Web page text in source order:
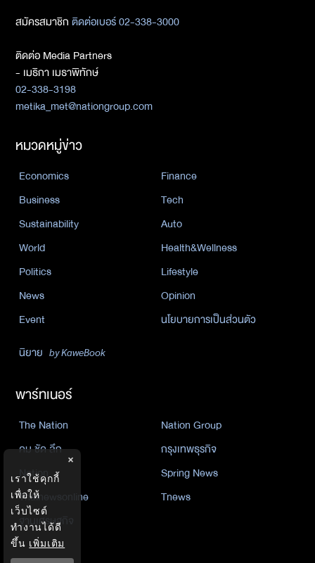
สมัครสมาชิกติดต่อเบอร์ 02-338-3000
ติดต่อ Media Partners
- เมธิกา เมธาพิทักษ์
02-338-3198
metika_met@nationgroup.com
หมวดหมู่ข่าว
Economics
Finance
Business
Tech
Sustainability
Auto
World
Health&Wellness
Politics
Lifestyle
News
Opinion
Event
นโยบายการเป็นส่วนตัว
นิยาย by KaweBook
พาร์ทเนอร์
The Nation
Nation Group
คม ชัด ลึก
กรุงเทพธุรกิจ
Nation
Spring News
Thainewsonline
Tnews
ฐานเศรษฐกิจ
×
เราใช้คุกกี้
เพื่อให้
เว็บไซต์
ทำงานได้ดี
ขึ้น เพิ่มเติม